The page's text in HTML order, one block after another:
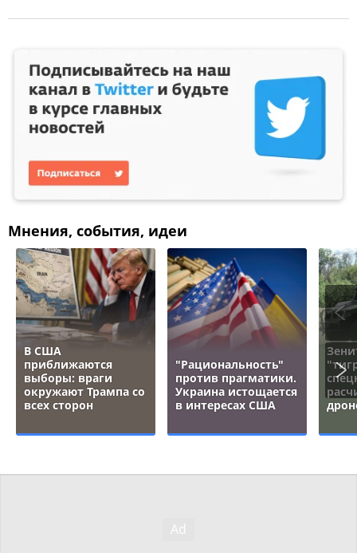
Мнения, события, идеи
В США
приближаются
выборы: враги
окружают Трампа со
всех сторон
"Рациональность"
против прагматики.
Украина истощается
в интересах США